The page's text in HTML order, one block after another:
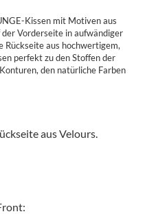
Kissen mit Motiven aus
Vorderseite in aufwändiger
aus hochwertigem,
perfekt zu den Stoffen der
den natürliche Farben
aus Velours.